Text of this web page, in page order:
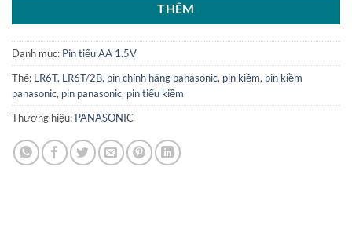
THÊM
Danh mục: Pin tiểu AA 1.5V
Thẻ: LR6T, LR6T/2B, pin chính hãng panasonic, pin kiềm, pin kiềm
panasonic, pin panasonic, pin tiểu kiềm
Thương hiệu: PANASONIC